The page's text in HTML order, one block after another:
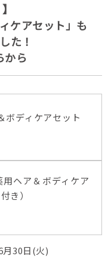
ケアセット」も
た！
から
ボディケアセット
用ヘア＆ボディケア
き）
月30日(火)